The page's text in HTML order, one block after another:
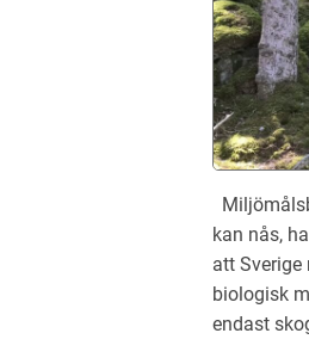
kan nås,
att Sverige
biologisk
endast